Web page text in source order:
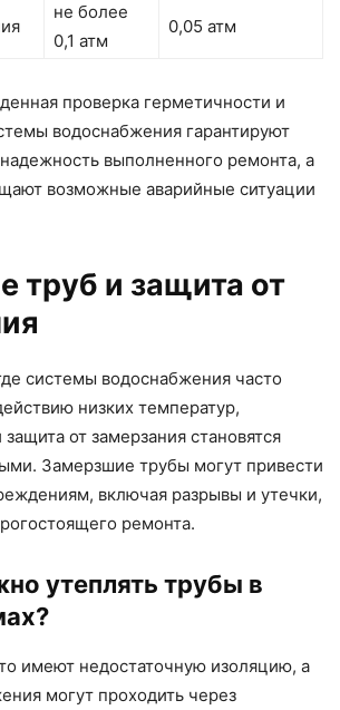
не более
0,1 атм
0,05 атм
проверка герметичности и
водоснабжения гарантируют
выполненного ремонта, а
возможные аварийные ситуации
труб и защита от
системы водоснабжения часто
низких температур,
от замерзания становятся
Замерзшие трубы могут привести
включая разрывы и утечки,
ремонта.
утеплять трубы в
имеют недостаточную изоляцию, а
могут проходить через